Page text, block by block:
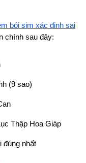
bói sim xác định sai
chính sau đây:
(9 sao)
Thập Hoa Giáp
đúng nhất